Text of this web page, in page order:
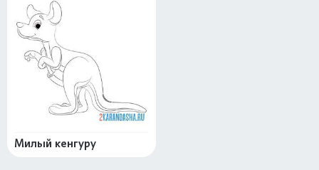
Милый кенгуру